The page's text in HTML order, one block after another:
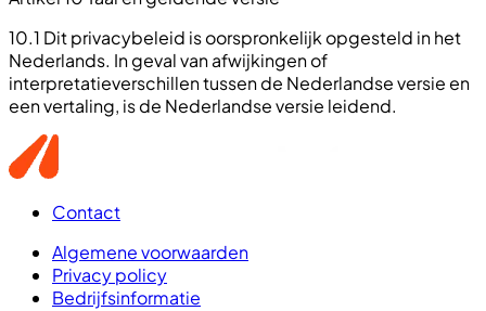
10.1 Dit privacybeleid is oorspronkelijk opgesteld in het
Nederlands. In geval van afwijkingen of
interpretatieverschillen tussen de Nederlandse versie en
een vertaling, is de Nederlandse versie leidend.
Contact
Algemene voorwaarden
Privacy policy
Bedrijfsinformatie